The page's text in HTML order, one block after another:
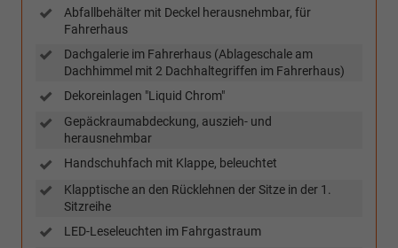
Abfallbehälter mit Deckel herausnehmbar, für
Fahrerhaus
Dachgalerie im Fahrerhaus (Ablageschale am
Dachhimmel mit 2 Dachhaltegriffen im Fahrerhaus)
Dekoreinlagen "Liquid Chrom"
Gepäckraumabdeckung, auszieh- und
herausnehmbar
Handschuhfach mit Klappe, beleuchtet
Klapptische an den Rücklehnen der Sitze in der 1.
Sitzreihe
LED-Leseleuchten im Fahrgastraum